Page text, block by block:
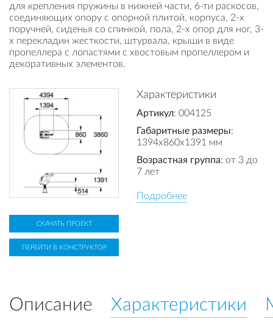
для крепления пружины в нижней части, 6-ти раскосов,
соединяющих опору с опорной плитой, корпуса, 2-х
поручней, сиденья со спинкой, пола, 2-х опор для ног, 3-
х перекладин жесткости, штурвала, крыши в виде
пропеллера с лопастями с хвостовым пропеллером и
декоративных элементов.
Характеристики
Артикул: 004125
Габаритные размеры:
1394x860x1391 мм
Возрастная группа: от 3 до
7 лет
Подробнее
СКАЧАТЬ ПРОЕКТ
ПЕРЕЙТИ В КОНСТРУКТОР
Описание Характеристики